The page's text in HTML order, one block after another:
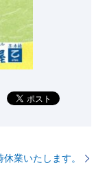
業いたします。